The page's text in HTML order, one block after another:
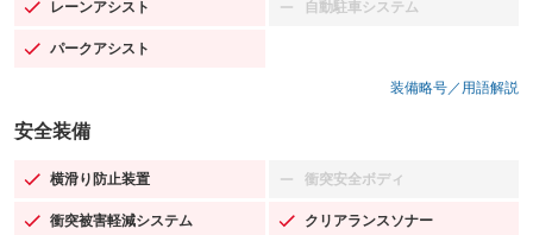
レーンアシスト
：装備あり 自動駐車システム
：装備なし
パークアシスト
：装備あり
装備略号／用語解説
安全装備
横滑り防止装置
：装備あり 衝突安全ボディ
：装備なし
衝突被害軽減システム
：装備あり クリアランスソナー
：装備あり